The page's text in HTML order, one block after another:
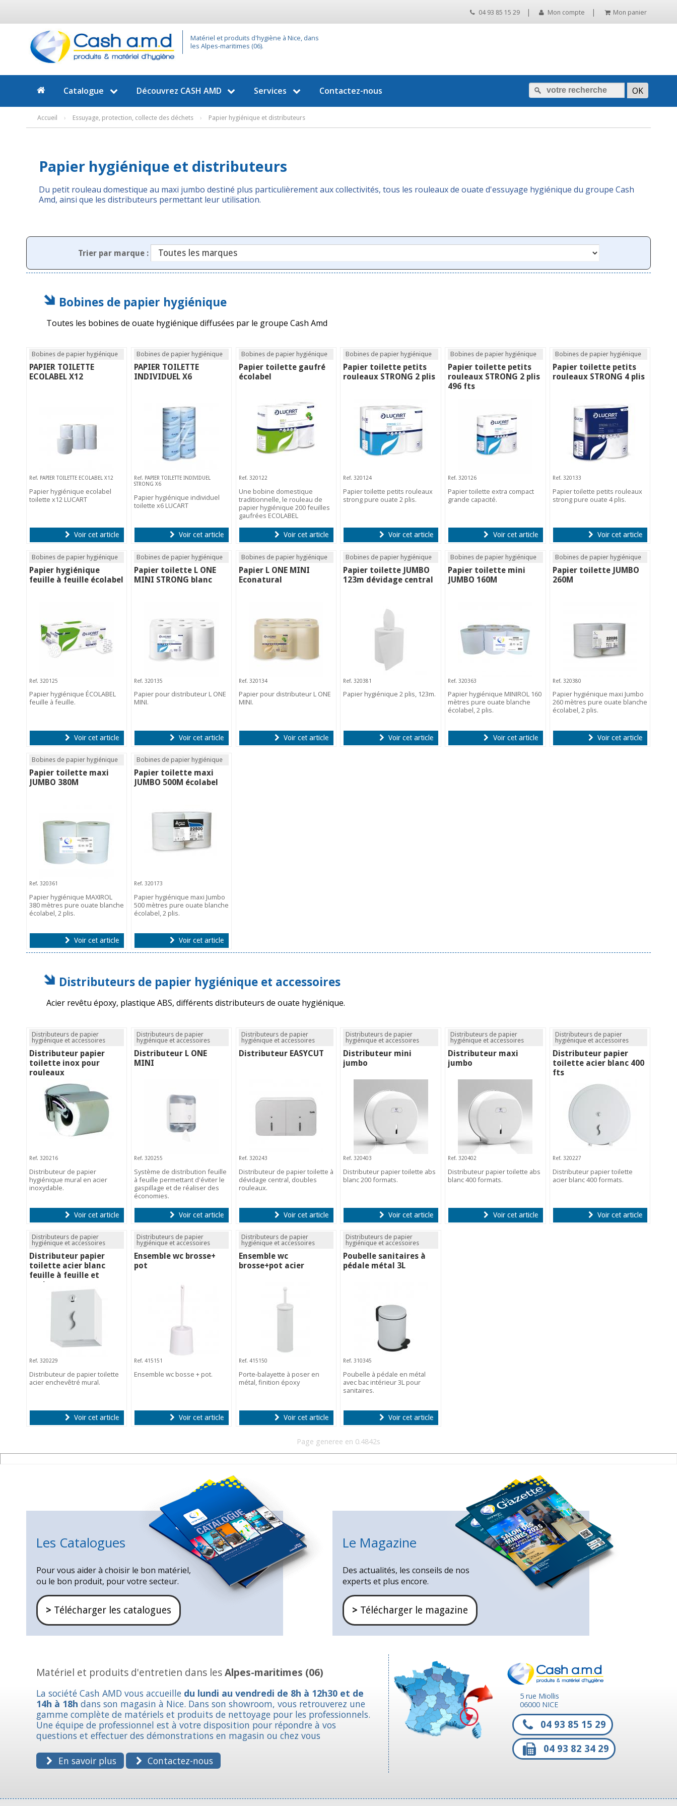
04 93 85 15 29 | Mon compte | Mon panier
Matériel et produits d'hygiène à Nice, dans
les Alpes-maritimes (06).
Catalogue Découvrez CASH AMD Services Contactez-nous
Accueil › Essuyage, protection, collecte des déchets › Papier hygiénique et distributeurs
Papier hygiénique et distributeurs
Du petit rouleau domestique au maxi jumbo destiné plus particulièrement aux collectivités, tous les rouleaux de ouate d'essuyage hygiénique du groupe Cash
Amd, ainsi que les distributeurs permettant leur utilisation.
Trier par marque :
Bobines de papier hygiénique
Toutes les bobines de ouate hygiénique diffusées par le groupe Cash Amd
Bobines de papier hygiénique
PAPIER TOILETTE
ECOLABEL X12
Ref. PAPIER TOILETTE ECOLABEL X12
Papier hygiénique ecolabel
toilette x12 LUCART
Voir cet article
Bobines de papier hygiénique
PAPIER TOILETTE
INDIVIDUEL X6
Ref. PAPIER TOILETTE INDIVIDUEL
STRONG X6
Papier hygiénique individuel
toilette x6 LUCART
Voir cet article
Bobines de papier hygiénique
Papier toilette gaufré
écolabel
Ref. 320122
Une bobine domestique
traditionnelle, le rouleau de
papier hygiénique 200 feuilles
gaufrées ECOLABEL
Voir cet article
Bobines de papier hygiénique
Papier toilette petits
rouleaux STRONG 2 plis
Ref. 320124
Papier toilette petits rouleaux
strong pure ouate 2 plis.
Voir cet article
Bobines de papier hygiénique
Papier toilette petits
rouleaux STRONG 2 plis
496 fts
Ref. 320126
Papier toilette extra compact
grande capacité.
Voir cet article
Bobines de papier hygiénique
Papier toilette petits
rouleaux STRONG 4 plis
Ref. 320133
Papier toilette petits rouleaux
strong pure ouate 4 plis.
Voir cet article
Bobines de papier hygiénique
Papier hygiénique
feuille à feuille écolabel
Ref. 320125
Papier hygiénique ÉCOLABEL
feuille à feuille.
Voir cet article
Bobines de papier hygiénique
Papier toilette L ONE
MINI STRONG blanc
Ref. 320135
Papier pour distributeur L ONE
MINI.
Voir cet article
Bobines de papier hygiénique
Papier L ONE MINI
Econatural
Ref. 320134
Papier pour distributeur L ONE
MINI.
Voir cet article
Bobines de papier hygiénique
Papier toilette JUMBO
123m dévidage central
Ref. 320381
Papier hygiénique 2 plis, 123m.
Voir cet article
Bobines de papier hygiénique
Papier toilette mini
JUMBO 160M
Ref. 320363
Papier hygiénique MINIROL 160
mètres pure ouate blanche
écolabel, 2 plis.
Voir cet article
Bobines de papier hygiénique
Papier toilette JUMBO
260M
Ref. 320380
Papier hygiénique maxi Jumbo
260 mètres pure ouate blanche
écolabel, 2 plis.
Voir cet article
Bobines de papier hygiénique
Papier toilette maxi
JUMBO 380M
Ref. 320361
Papier hygiénique MAXIROL
380 mètres pure ouate blanche
écolabel, 2 plis.
Voir cet article
Bobines de papier hygiénique
Papier toilette maxi
JUMBO 500M écolabel
Ref. 320173
Papier hygiénique maxi Jumbo
500 mètres pure ouate blanche
écolabel, 2 plis.
Voir cet article
Distributeurs de papier hygiénique et accessoires
Acier revêtu époxy, plastique ABS, différents distributeurs de ouate hygiénique.
Distributeurs de papier
hygiénique et accessoires
Distributeur papier
toilette inox pour
rouleaux
Ref. 320216
Distributeur de papier
hygiénique mural en acier
inoxydable.
Voir cet article
Distributeurs de papier
hygiénique et accessoires
Distributeur L ONE
MINI
Ref. 320255
Système de distribution feuille
à feuille permettant d'éviter le
gaspillage et de réaliser des
économies.
Voir cet article
Distributeurs de papier
hygiénique et accessoires
Distributeur EASYCUT
Ref. 320243
Distributeur de papier toilette à
dévidage central, doubles
rouleaux.
Voir cet article
Distributeurs de papier
hygiénique et accessoires
Distributeur mini
jumbo
Ref. 320403
Distributeur papier toilette abs
blanc 200 formats.
Voir cet article
Distributeurs de papier
hygiénique et accessoires
Distributeur maxi
jumbo
Ref. 320402
Distributeur papier toilette abs
blanc 400 formats.
Voir cet article
Distributeurs de papier
hygiénique et accessoires
Distributeur papier
toilette acier blanc 400
fts
Ref. 320227
Distributeur papier toilette
acier blanc 400 formats.
Voir cet article
Distributeurs de papier
hygiénique et accessoires
Distributeur papier
toilette acier blanc
feuille à feuille et
rouleaux
Ref. 320229
Distributeur de papier toilette
acier enchevêtré mural.
Voir cet article
Distributeurs de papier
hygiénique et accessoires
Ensemble wc brosse+
pot
Ref. 415151
Ensemble wc bosse + pot.
Voir cet article
Distributeurs de papier
hygiénique et accessoires
Ensemble wc
brosse+pot acier
Ref. 415150
Porte-balayette à poser en
métal, finition époxy
Voir cet article
Distributeurs de papier
hygiénique et accessoires
Poubelle sanitaires à
pédale métal 3L
Ref. 310345
Poubelle à pédale en métal
avec bac intérieur 3L pour
sanitaires.
Voir cet article
Page generee en 0.4842s
Les Catalogues
Pour vous aider à choisir le bon matériel,
ou le bon produit, pour votre secteur.
> Télécharger les catalogues
Le Magazine
Des actualités, les conseils de nos
experts et plus encore.
> Télécharger le magazine
Matériel et produits d'entretien dans lesAlpes-maritimes (06)
La société Cash AMD vous accueille du lundi au vendredi de 8h à 12h30 et de
14h à 18h dans son magasin à Nice. Dans son showroom, vous retrouverez une
gamme complète de matériels et produits de nettoyage pour les professionnels.
Une équipe de professionnel est à votre disposition pour répondre à vos
questions et effectuer des démonstrations en magasin ou chez vous
En savoir plus Contactez-nous
5 rue Miollis
06000 NICE
04 93 85 15 29
04 93 82 34 29